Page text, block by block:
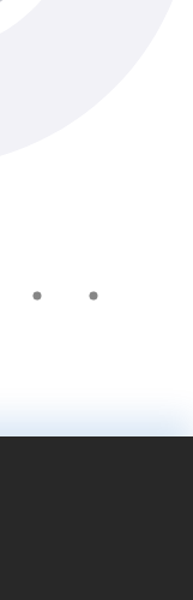
Real-